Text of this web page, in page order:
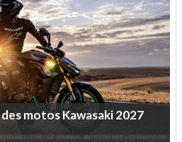
desmotosKawasaki2027